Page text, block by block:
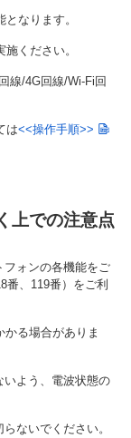
なります。
ください。
線/4G回線/Wi-Fi回
は<<操作手順>>
上での注意点
フォンの各機能をご
番、119番）をご利
る場合がありま
いよう、電波状態の
ないでください。